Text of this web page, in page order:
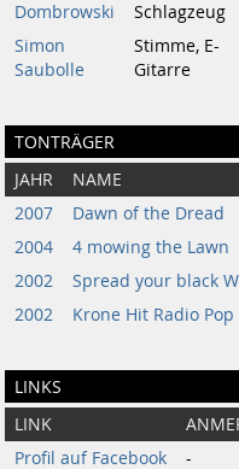
Dombrowski
Schlagzeug
Simon
Saubolle
Stimme, E-
Gitarre
TONTRÄGER
JAHR NAME
2007
Dawn of the Dread
2004
4 mowing the Lawn
2002
Spread your black
2002
Krone Hit Radio
LINKS
LINK
Profil auf Facebook
-